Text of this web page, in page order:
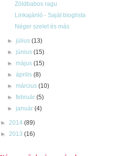
Zöldbabos ragu
Linkajánló - Saját bloglista
Néger szelet és más
► július(13)
► június(15)
► május(15)
►április(8)
► március(10)
►február(5)
► január(4)
► 2014 (89)
► 2013 (16)